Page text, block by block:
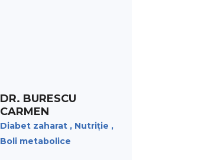
DR. BURESCU
CARMEN
Diabet zaharat
Nutriție
Boli metabolice